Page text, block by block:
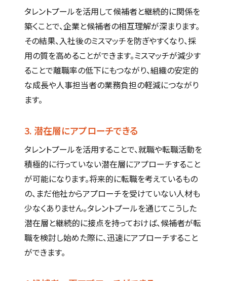
タレントプールを活用して候補者と継続的に関係を
築くことで、企業と候補者の相互理解が深まります。
その結果、入社後のミスマッチを防ぎやすくなり、採
用の質を高めることができます。ミスマッチが減少す
ることで離職率の低下にもつながり、組織の安定的
な成長や人事担当者の業務負担の軽減につながり
ます。
3. 潜在層にアプローチできる
タレントプールを活用することで、就職や転職活動を
積極的に行っていない潜在層にアプローチすること
が可能になります。将来的に転職を考えているもの
の、まだ他社からアプローチを受けていない人材も
少なくありません。タレントプールを通じてこうした
潜在層と継続的に接点を持っておけば、候補者が転
職を検討し始めた際に、迅速にアプローチすること
ができます。